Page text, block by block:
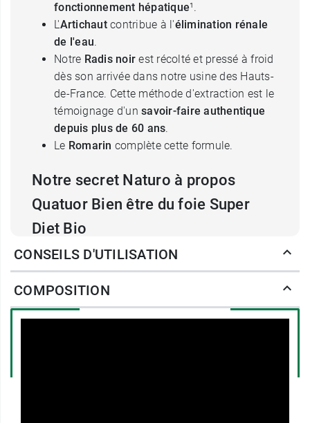
fonctionnement hépatique¹.
L'Artichautcontribue à l'élimination rénale
de l'eau.
Notre Radis noir est récolté et pressé à froid
dès son arrivée dans notre usine des Hauts-
de-France. Cette méthode d'extraction est le
témoignage d'un savoir-faire authentique
depuis plus de 60 ans.
Le Romarin complète cette formule.
Notre secret Naturo à propos
Quatuor Bien être du foie Super
Diet Bio
Le saviez-vous ?
Il existe des postures de yoga pour stimuler les
organes digestifs. Parmi elles, découvrez la
demi-torsion spinale ou « Ardha
CONSEILS D'UTILISATION
COMPOSITION